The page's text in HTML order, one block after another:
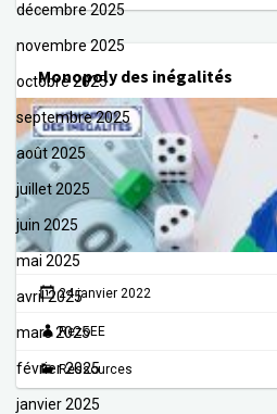
décembre 2025
novembre 2025
octobre 2025
septembre 2025
août 2025
juillet 2025
juin 2025
mai 2025
avril 2025
mars 2025
février 2025
janvier 2025
Monopoly des inégalités
24 janvier 2022
RezoEE
Ressources